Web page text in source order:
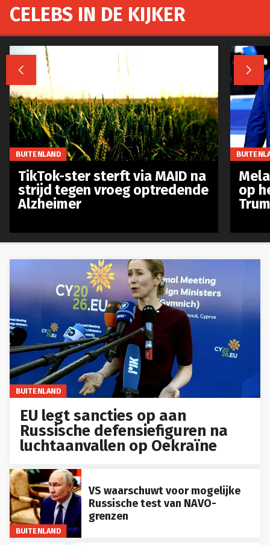
BUITENLAND
EU legt sancties op aan
Russische defensiefiguren na
luchtaanvallen op Oekraïne
BUITENLAND
VS waarschuwt voor mogelijke
Russische test van NAVO-
grenzen
CELEBS IN DE KIJKER
 
BUITENLAND
TikTok-ster sterft via MAID na
strijd tegen vroeg optredende
Alzheimer
op